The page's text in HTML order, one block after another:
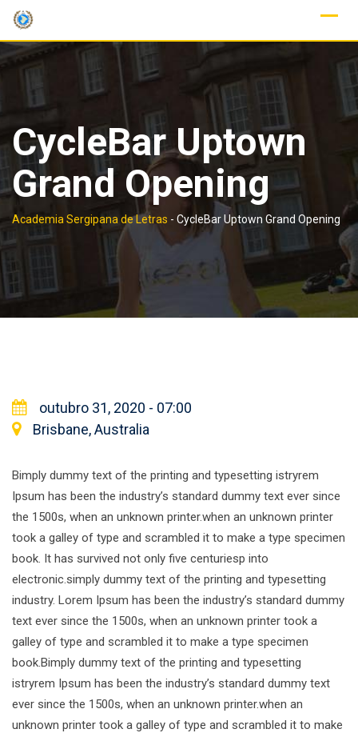
Skip
content
CycleBar Uptown
Grand Opening
Academia Sergipana de Letras - CycleBar Uptown Grand Opening
outubro 31, 2020 - 07:00
Brisbane, Australia
Bimply dummy text of the printing and typesetting istryrem
Ipsum has been the industry’s standard dummy text ever since
the 1500s, when an unknown printer.when an unknown printer
took a galley of type and scrambled it to make a type specimen
book. It has survived not only five centuriesp into
electronic.simply dummy text of the printing and typesetting
industry. Lorem Ipsum has been the industry’s standard dummy
text ever since the 1500s, when an unknown printer took a
galley of type and scrambled it to make a type specimen
book.Bimply dummy text of the printing and typesetting
istryrem Ipsum has been the industry’s standard dummy text
ever since the 1500s, when an unknown printer.when an
unknown printer took a galley of type and scrambled it to make